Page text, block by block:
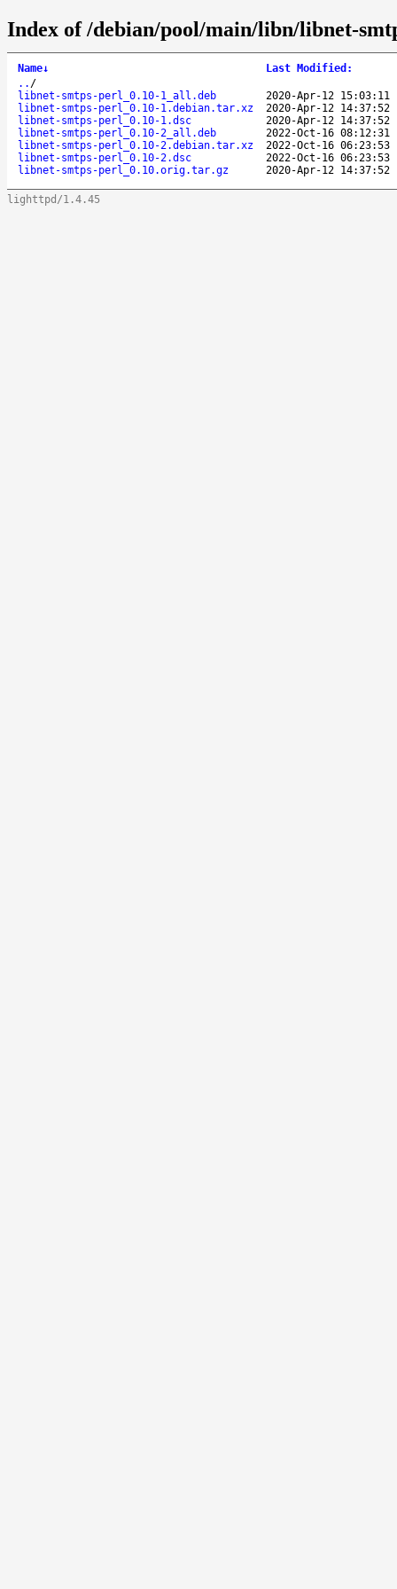
Index of /debian/pool/main/libn/libnet-
Name↓ Last Modified :
.. /
libnet-smtps-perl_0.10-1_all.deb
2020-Apr-12 15:03:11
libnet-smtps-perl_0.10-1.debian.tar.xz
2020-Apr-12 14:37:52
libnet-smtps-perl_0.10-1.dsc
2020-Apr-12 14:37:52
libnet-smtps-perl_0.10-2_all.deb
2022-Oct-16 08:12:31
libnet-smtps-perl_0.10-2.debian.tar.xz
2022-Oct-16 06:23:53
libnet-smtps-perl_0.10-2.dsc
2022-Oct-16 06:23:53
libnet-smtps-perl_0.10.orig.tar.gz
2020-Apr-12 14:37:52
lighttpd/1.4.45